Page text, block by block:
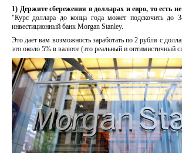
1) Держите сбережения в долларах и евро, то есть
"Курс доллара до конца года может подскочить до
инвестиционный банк Morgan Stanley.
Это дает вам возможность заработать по 2 рубля с
это около 5% в валюте (это реальный и оптимистичный